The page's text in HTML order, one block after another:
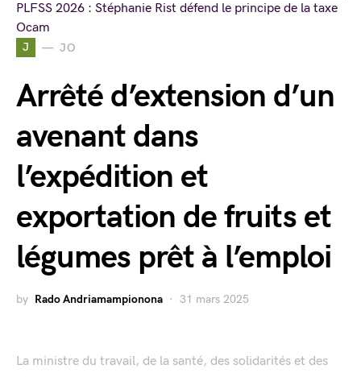
J JO
Arrêté d’extension d’un
avenant dans
l’expédition et
exportation de fruits et
légumes prêt à l’emploi
by Rado Andriamampionona 31 mars 2025
La ministre du travail, de la santé, des solidarités et des
PLFSS 2026 : Stéphanie Rist défend le principe de la taxe
Ocam